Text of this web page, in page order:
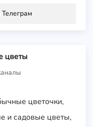
цветы
цветочки,
и садовые цветы,